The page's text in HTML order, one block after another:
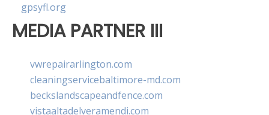
gpsyfl.org
MEDIA PARTNER III
vwrepairarlington.com
cleaningservicebaltimore-md.com
beckslandscapeandfence.com
vistaaltadelveramendi.com